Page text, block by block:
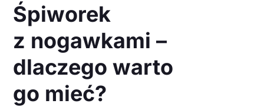
Śpiworek
z nogawkami –
dlaczego warto
go mieć?